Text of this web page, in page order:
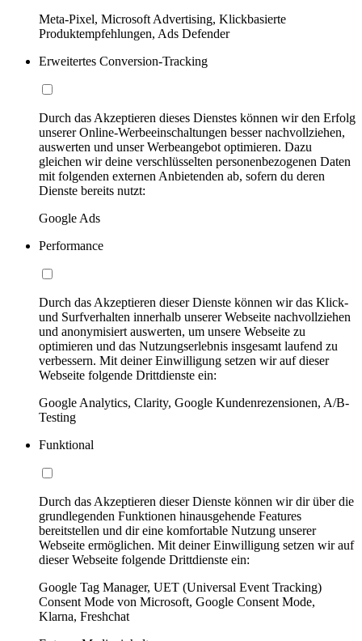
Meta-Pixel, Microsoft Advertising, Klickbasierte
Produktempfehlungen, Ads Defender
Erweitertes Conversion-Tracking
Durch das Akzeptieren dieses Dienstes können wir den Erfolg
unserer Online-Werbeeinschaltungen besser nachvollziehen,
auswerten und unser Werbeangebot optimieren. Dazu
gleichen wir deine verschlüsselten personenbezogenen Daten
mit folgenden externen Anbietenden ab, sofern du deren
Dienste bereits nutzt:
Google Ads
Performance
Durch das Akzeptieren dieser Dienste können wir das Klick-
und Surfverhalten innerhalb unserer Webseite nachvollziehen
und anonymisiert auswerten, um unsere Webseite zu
optimieren und das Nutzungserlebnis insgesamt laufend zu
verbessern. Mit deiner Einwilligung setzen wir auf dieser
Webseite folgende Drittdienste ein:
Google Analytics, Clarity, Google Kundenrezensionen, A/B-
Testing
Funktional
Durch das Akzeptieren dieser Dienste können wir dir über die
grundlegenden Funktionen hinausgehende Features
bereitstellen und dir eine komfortable Nutzung unserer
Webseite ermöglichen. Mit deiner Einwilligung setzen wir auf
dieser Webseite folgende Drittdienste ein:
Google Tag Manager, UET (Universal Event Tracking)
Consent Mode von Microsoft, Google Consent Mode,
Klarna, Freshchat